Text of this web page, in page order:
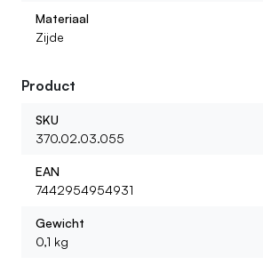
Materiaal
Zijde
Product
SKU
370.02.03.055
EAN
7442954954931
Gewicht
0,1 kg